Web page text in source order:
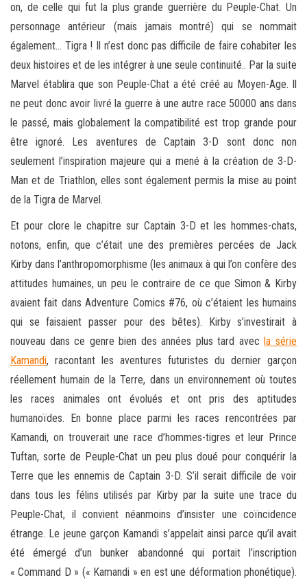
on, de celle qui fut la plus grande guerrière du Peuple-Chat. Un
personnage antérieur (mais jamais montré) qui se nommait
également… Tigra ! Il n’est donc pas difficile de faire cohabiter les
deux histoires et de les intégrer à une seule continuité.. Par la suite
Marvel établira que son Peuple-Chat a été créé au Moyen-Age. Il
ne peut donc avoir livré la guerre à une autre race 50000 ans dans
le passé, mais globalement la compatibilité est trop grande pour
être ignoré. Les aventures de Captain 3-D sont donc non
seulement l’inspiration majeure qui a mené à la création de 3-D-
Man et de Triathlon, elles sont également permis la mise au point
de la Tigra de Marvel.
Et pour clore le chapitre sur Captain 3-D et les hommes-chats,
notons, enfin, que c’était une des premières percées de Jack
Kirby dans l’anthropomorphisme (les animaux à qui l’on confère des
attitudes humaines, un peu le contraire de ce que Simon & Kirby
avaient fait dans Adventure Comics #76, où c’étaient les humains
qui se faisaient passer pour des bêtes). Kirby s’investirait à
nouveau dans ce genre bien des années plus tard avec la série
Kamandi, racontant les aventures futuristes du dernier garçon
réellement humain de la Terre, dans un environnement où toutes
les races animales ont évolués et ont pris des aptitudes
humanoïdes. En bonne place parmi les races rencontrées par
Kamandi, on trouverait une race d’hommes-tigres et leur Prince
Tuftan, sorte de Peuple-Chat un peu plus doué pour conquérir la
Terre que les ennemis de Captain 3-D. S’il serait difficile de voir
dans tous les félins utilisés par Kirby par la suite une trace du
Peuple-Chat, il convient néanmoins d’insister une coïncidence
étrange. Le jeune garçon Kamandi s’appelait ainsi parce qu’il avait
été émergé d’un bunker abandonné qui portait l’inscription
« Command D » (« Kamandi » en est une déformation phonétique).